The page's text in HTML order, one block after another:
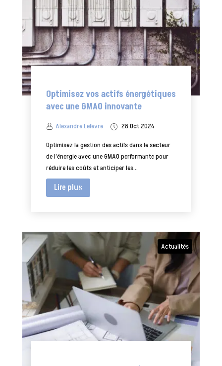
Optimisez vos actifs énergétiques
avec une GMAO innovante
Alexandre Lefevre
28 Oct 2024
Optimisez la gestion des actifs dans le secteur
de l’énergie avec une GMAO performante pour
réduire les coûts et anticiper les...
Lire plus
Actualités